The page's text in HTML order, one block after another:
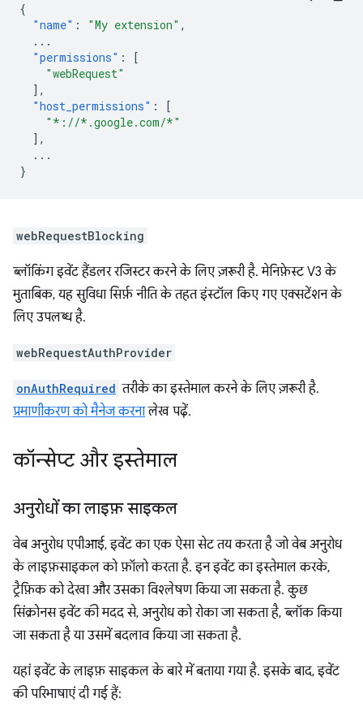
{
"name" : "My extension" ,
...
"permissions" :
[
"webRequest"
],
"host_permissions" :
[
"*://*.google.com/*"
],
...
}
webRequestBlocking
ब्लॉकिंग इवेंट हैंडलर रजिस्टर करने के लिए ज़रूरी है. मेनिफ़ेस्ट V3 के
मुताबिक, यह सुविधा सिर्फ़ नीति के तहत इंस्टॉल किए गए एक्सटेंशन के
लिए उपलब्ध है.
webRequestAuthProvider
onAuthRequired तरीके का इस्तेमाल करने के लिए ज़रूरी है.
प्रमाणीकरण को मैनेज करनालेख पढ़ें.
कॉन्सेप्ट और इस्तेमाल
अनुरोधों का लाइफ़ साइकल
वेब अनुरोध एपीआई, इवेंट का एक ऐसा सेट तय करता है जो वेब अनुरोध
के लाइफ़साइकल को फ़ॉलो करता है. इन इवेंट का इस्तेमाल करके,
ट्रैफ़िक को देखा और उसका विश्लेषण किया जा सकता है. कुछ
सिंक्रोनस इवेंट की मदद से, अनुरोध को रोका जा सकता है, ब्लॉक किया
जा सकता है या उसमें बदलाव किया जा सकता है.
यहां इवेंट के लाइफ़ साइकल के बारे में बताया गया है. इसके बाद, इवेंट
की परिभाषाएं दी गई हैं: